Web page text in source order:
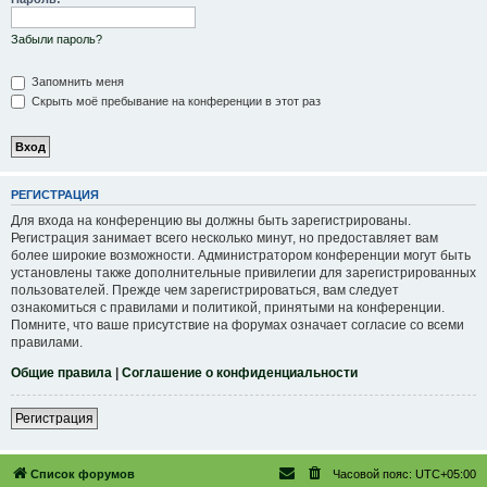
Забыли пароль?
Запомнить меня
Скрыть моё пребывание на конференции в этот раз
РЕГИСТРАЦИЯ
Для входа на конференцию вы должны быть зарегистрированы.
Регистрация занимает всего несколько минут, но предоставляет вам
более широкие возможности. Администратором конференции могут быть
установлены также дополнительные привилегии для зарегистрированных
пользователей. Прежде чем зарегистрироваться, вам следует
ознакомиться с правилами и политикой, принятыми на конференции.
Помните, что ваше присутствие на форумах означает согласие со всеми
правилами.
Общие правила | Соглашение о конфиденциальности
Регистрация
Список форумов Часовой пояс: UTC+05:00